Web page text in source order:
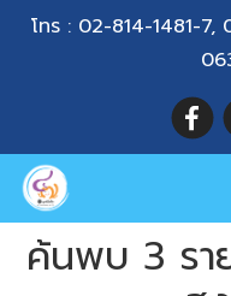
โทร : 02-814-1481-7,
ค้นพบ 3 รา